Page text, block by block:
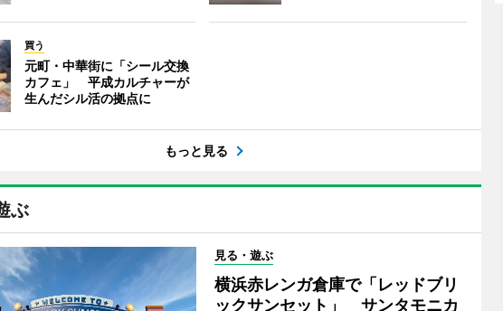
買う
元町・中華街に「シール交換
カフェ」 平成カルチャーが
生んだシル活の拠点に
もっと見る
ぶ
見る・遊ぶ
横浜赤レンガ倉庫で「レッドブリ
ックサンセット」 サンタモニカ